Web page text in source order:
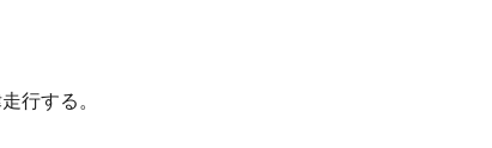
行する。